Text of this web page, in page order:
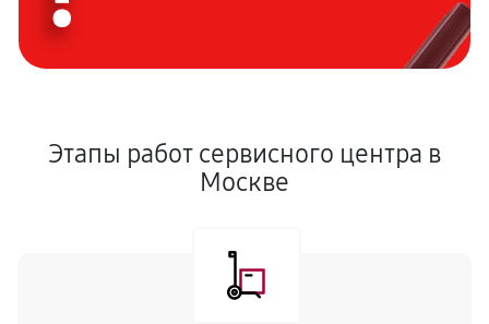
Этапы работ сервисного центра в
Москве